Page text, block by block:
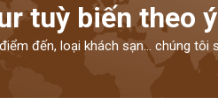
tuỳ biến theo
đến, loại khách sạn... chúng